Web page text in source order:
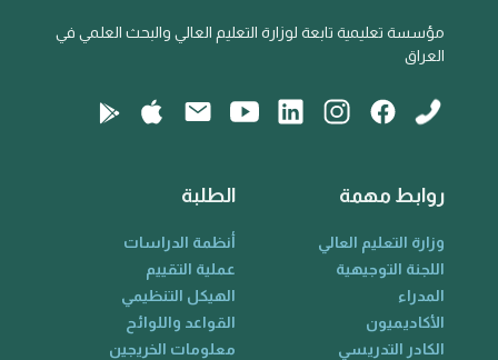
مؤسسة تعليمية تابعة لوزارة التعليم العالي والبحث العلمي في
العراق
روابط مهمة
وزارة التعليم العالي
اللجنة التوجيهية
المدراء
الأكاديميون
الكادر التدريسي
الطلبة
أنظمة الدراسات
عملية التقييم
الهيكل التنظيمي
القواعد واللوائح
معلومات الخريجين